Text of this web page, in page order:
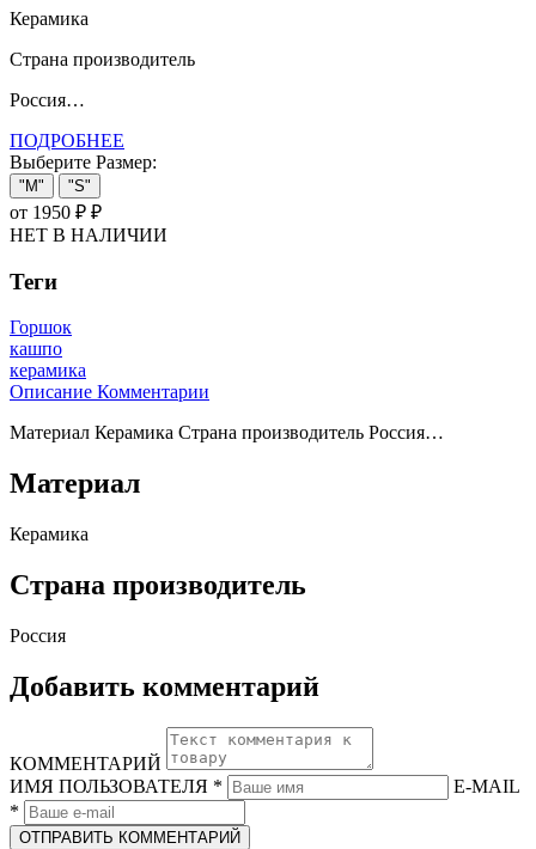
Керамика
Страна производитель
Россия…
ПОДРОБНЕЕ
Выберите Размер:
"M" "S"
от 1950 ₽ ₽
НЕТ В НАЛИЧИИ
Теги
Горшок
кашпо
керамика
Описание Комментарии
Материал Керамика Страна производитель Россия…
Материал
Керамика
Страна производитель
Россия
Добавить комментарий
КОММЕНТАРИЙ
ИМЯ ПОЛЬЗОВАТЕЛЯ *
E-MAIL
*
ОТПРАВИТЬ КОММЕНТАРИЙ